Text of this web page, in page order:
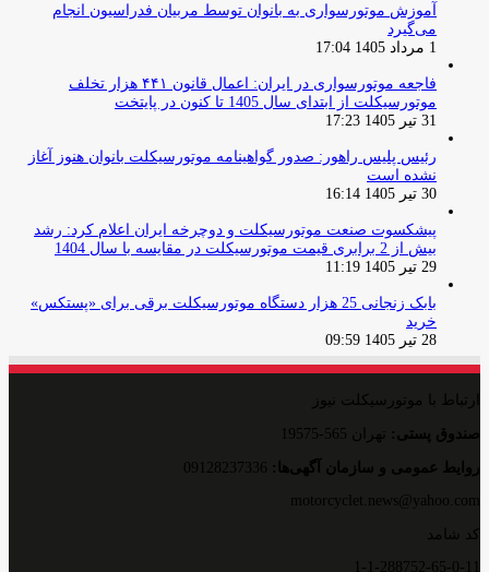
آموزش موتورسواری به بانوان توسط مربیان فدراسیون انجام
می‌گیرد
1 مرداد 1405 17:04
فاجعه موتورسواری در ایران: اعمال قانون ۴۴۱ هزار تخلف
موتورسیکلت از ابتدای سال 1405 تا کنون در پایتخت
31 تیر 1405 17:23
رئیس پلیس راهور: صدور گواهینامه موتورسیکلت بانوان هنوز آغاز
نشده است
30 تیر 1405 16:14
پیشکسوت صنعت موتورسیکلت و دوچرخه ایران اعلام کرد: رشد
بیش از 2 برابری قیمت موتورسیکلت در مقایسه با سال 1404
29 تیر 1405 11:19
بابک زنجانی 25 هزار دستگاه موتورسیکلت برقی برای «پستکس»
خرید
28 تیر 1405 09:59
ارتباط با موتورسیکلت نیوز
صندوق پستی: تهران 565-19575
روایط عمومی و سازمان آگهی‌ها:
motorcyclet.news@yahoo.com
کد شامد
1-1-288752-65-0-11